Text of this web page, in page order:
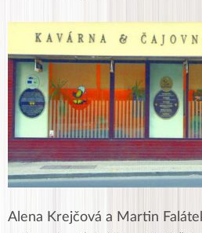
Alena Krejčová a Martin